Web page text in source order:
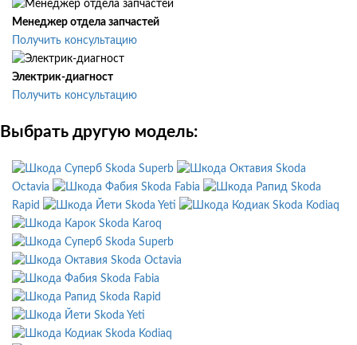
Менеджер отдела запчастей
Получить консультацию
Электрик-диагност
Получить консультацию
Выбрать другую модель:
Skoda Superb
Skoda
Octavia
Skoda Fabia
Skoda
Rapid
Skoda Yeti
Skoda Kodiaq
Skoda Karoq
Skoda Superb
Skoda Octavia
Skoda Fabia
Skoda Rapid
Skoda Yeti
Skoda Kodiaq